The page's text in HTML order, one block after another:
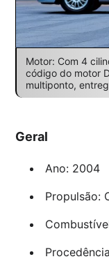
Motor: Com 4
código do motor
multiponto,
Geral
Ano: 2004
Propulsão: